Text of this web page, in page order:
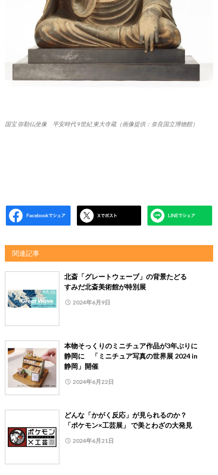
国宝 弥勒仏坐像 平安時代 9世紀 東大寺蔵（画像提供：奈良国立博物館）
関連記事
北斎「グレートウェーブ」の背景たどる
すみだ北斎美術館が特別展
2024年6月9日
本物そっくりのミニチュア作品が3年ぶりに
静岡に 「ミニチュア写真の世界展 2024 in
静岡」開催
2024年6月22日
どんな「かがく反応」が見られるのか？
「ポケモン×工芸展」 で美とわざの大発見
2024年6月21日